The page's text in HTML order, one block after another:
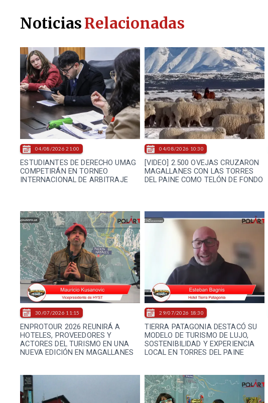
ESTUDIANTES DE DERECHO UMAG
COMPETIRÁN EN TORNEO
INTERNACIONAL DE ARBITRAJE
04/08/2026 21:00
[VIDEO] 2.500 OVEJAS CRUZARON
MAGALLANES CON LAS TORRES
DEL PAINE COMO TELÓN DE FONDO
04/08/2026 10:30
ENPROTOUR 2026 REUNIRÁ A
HOTELES, PROVEEDORES Y
ACTORES DEL TURISMO EN UNA
NUEVA EDICIÓN EN MAGALLANES
30/07/2026 11:15
TIERRA PATAGONIA DESTACÓ SU
MODELO DE TURISMO DE LUJO,
SOSTENIBILIDAD Y EXPERIENCIA
LOCAL EN TORRES DEL PAINE
29/07/2026 18:30
NoticiasRelacionadas